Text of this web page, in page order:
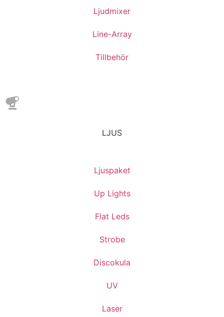
Ljudmixer
Line-Array
Tillbehör
LJUS
Ljuspaket
Up Lights
Flat Leds
Strobe
Discokula
UV
Laser